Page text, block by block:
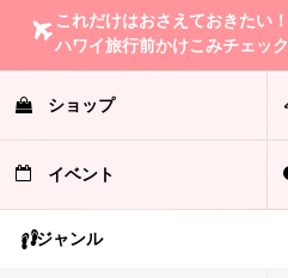
これだけはおさえておきたい！
ハワイ旅行前かけこみチェック
ショップ
イベント
ジャンル